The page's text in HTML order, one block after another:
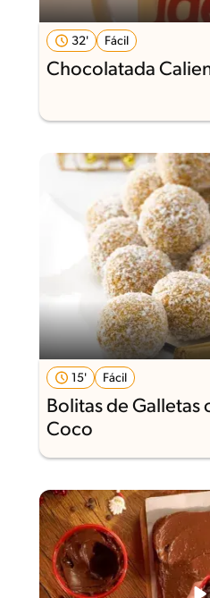
32' Fácil
Chocolatada
15' Fácil
Bolitas de Galletas
Coco